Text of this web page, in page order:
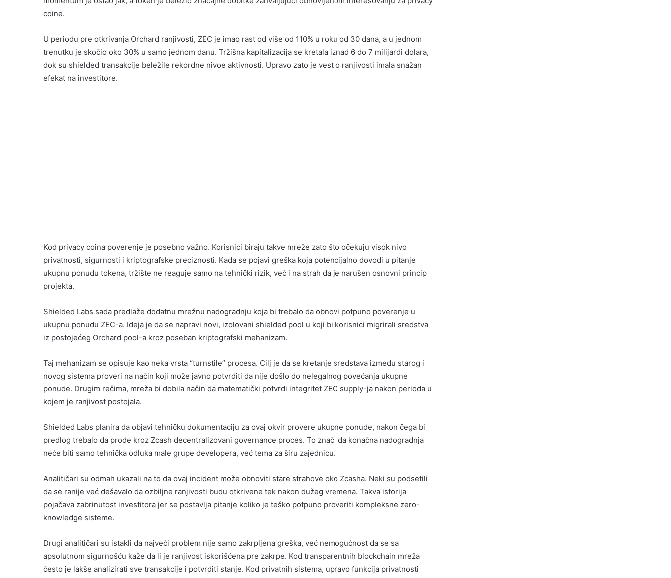
coine.
U periodu pre otkrivanja Orchard ranjivosti, ZEC je imao rast od više od 110% u roku od 30 dana, a u jednom
trenutku je skočio oko 30% u samo jednom danu. Tržišna kapitalizacija se kretala iznad 6 do 7 milijardi dolara,
dok su shielded transakcije beležile rekordne nivoe aktivnosti. Upravo zato je vest o ranjivosti imala snažan
efekat na investitore.
Kod privacy coina poverenje je posebno važno. Korisnici biraju takve mreže zato što očekuju visok nivo
privatnosti, sigurnosti i kriptografske preciznosti. Kada se pojavi greška koja potencijalno dovodi u pitanje
ukupnu ponudu tokena, tržište ne reaguje samo na tehnički rizik, već i na strah da je narušen osnovni princip
projekta.
Shielded Labs sada predlaže dodatnu mrežnu nadogradnju koja bi trebalo da obnovi potpuno poverenje u
ukupnu ponudu ZEC-a. Ideja je da se napravi novi, izolovani shielded pool u koji bi korisnici migrirali sredstva
iz postojećeg Orchard pool-a kroz poseban kriptografski mehanizam.
Taj mehanizam se opisuje kao neka vrsta “turnstile” procesa. Cilj je da se kretanje sredstava između starog i
novog sistema proveri na način koji može javno potvrditi da nije došlo do nelegalnog povećanja ukupne
ponude. Drugim rečima, mreža bi dobila način da matematički potvrdi integritet ZEC supply-ja nakon perioda u
kojem je ranjivost postojala.
Shielded Labs planira da objavi tehničku dokumentaciju za ovaj okvir provere ukupne ponude, nakon čega bi
predlog trebalo da prođe kroz Zcash decentralizovani governance proces. To znači da konačna nadogradnja
neće biti samo tehnička odluka male grupe developera, već tema za širu zajednicu.
Analitičari su odmah ukazali na to da ovaj incident može obnoviti stare strahove oko Zcasha. Neki su podsetili
da se ranije već dešavalo da ozbiljne ranjivosti budu otkrivene tek nakon dužeg vremena. Takva istorija
pojačava zabrinutost investitora jer se postavlja pitanje koliko je teško potpuno proveriti kompleksne zero-
knowledge sisteme.
Drugi analitičari su istakli da najveći problem nije samo zakrpljena greška, već nemogućnost da se sa
apsolutnom sigurnošću kaže da li je ranjivost iskorišćena pre zakrpe. Kod transparentnih blockchain mreža
često je lakše analizirati sve transakcije i potvrditi stanje. Kod privatnih sistema, upravo funkcija privatnosti